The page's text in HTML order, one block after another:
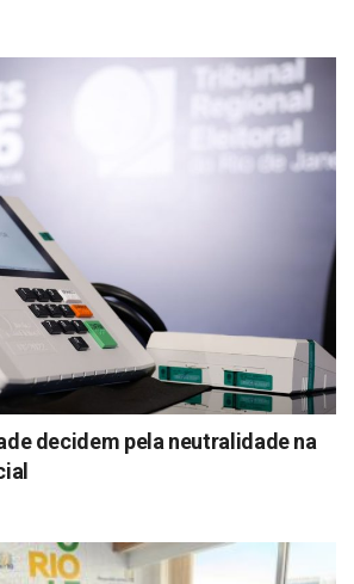
decidem pela neutralidade na